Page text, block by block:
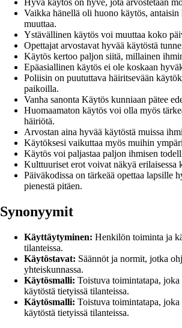
Vaikka hänellä oli huono käytös,
muuttaa.
Ystävällinen käytös voi muuttaa koko
Opettajat arvostavat hyvää käytöstä
Käytös kertoo paljon siitä, millainen
Epäasiallinen käytös ei ole koskaan
Poliisin on puututtava häiritsevään
paikoilla.
Vanha sanonta Käytös kunniaan pätee
Huomaamaton käytös voi olla myös
häiriötä.
Arvostan aina hyvää käytöstä muissa
Käytöksesi vaikuttaa myös muihin
Käytös voi paljastaa paljon ihmisen
Kulttuuriset erot voivat näkyä erilaisessa
Päiväkodissa on tärkeää opettaa lapsille
pienestä pitäen.
Synonyymit
Käyttäytyminen: Henkilön toiminta ja
tilanteissa.
Käytöstavat: Säännöt ja normit, jotka
yhteiskunnassa.
Käytösmalli: Toistuva toimintatapa,
käytöstä tietyissä tilanteissa.
Käytösmalli: Toistuva toimintatapa,
käytöstä tietyissä tilanteissa.